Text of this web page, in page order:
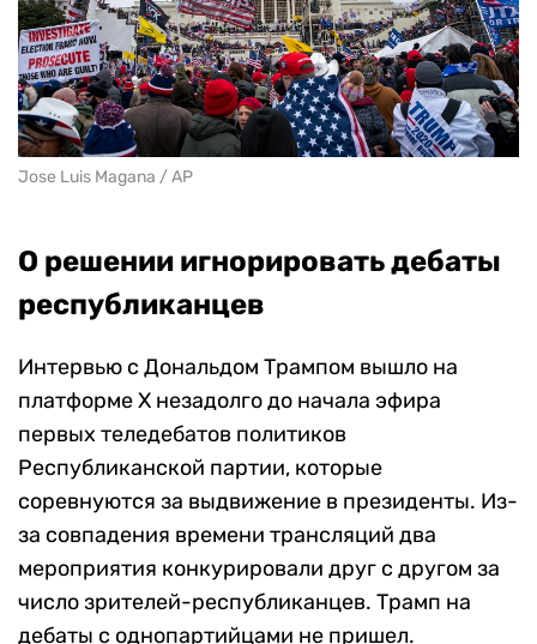
Jose Luis Magana / AP
О решении игнорировать дебаты
республиканцев
Интервью с Дональдом Трампом вышло на
платформе X незадолго до начала эфира
первых теледебатов политиков
Республиканской партии, которые
соревнуются за выдвижение в президенты. Из-
за совпадения времени трансляций два
мероприятия конкурировали друг с другом за
число зрителей-республиканцев. Трамп на
дебаты с однопартийцами не пришел.